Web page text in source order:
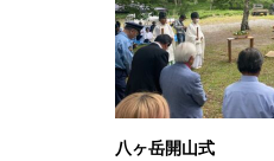
八ヶ岳開山式